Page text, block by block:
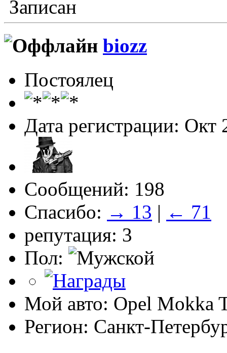
Записан
biozz
Постоялец
Дата регистрации: Окт
Сообщений: 198
Спасибо: → 13 | ← 71
репутация: 3
Пол:
Мой авто: Opel Mokka
Регион: Санкт-